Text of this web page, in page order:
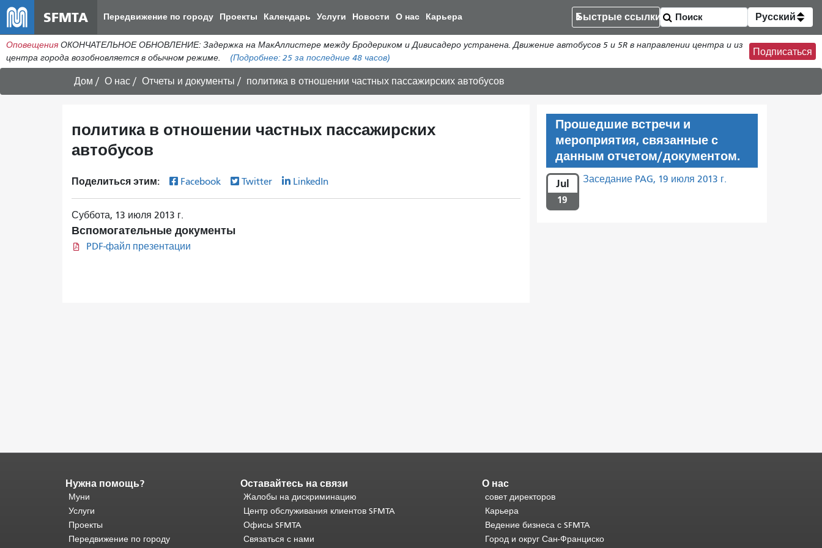
к
общему
содержанию
SFMTA Передвижение по городу Проекты Календарь Услуги Новости О нас Карьера Быстрые ссылки Русский
Оповещения ОКОНЧАТЕЛЬНОЕ ОБНОВЛЕНИЕ: Задержка на МакАллистере между Бродериком и Дивисадеро устранена. Движение автобусов 5 и 5R в направлении центра и из
центра города возобновляется в обычном режиме.
(Подробнее: 25 за последние 48 часов)
Подписаться
Дом О нас Отчеты и документы политика в отношении частных пассажирских автобусов
политика в отношении частных пассажирских
автобусов
Поделиться этим: Facebook Twitter LinkedIn
Суббота, 13 июля 2013 г.
Вспомогательные документы
PDF-файл презентации
Прошедшие встречи и
мероприятия, связанные с
данным отчетом/документом.
Jul
19
Заседание PAG, 19 июля 2013 г.
Конец
содержимого
страницы.
часть
этой
Нужна помощь?
Муни
Услуги
Проекты
Передвижение по городу
Оставайтесь на связи
Жалобы на дискриминацию
Центр обслуживания клиентов SFMTA
Офисы SFMTA
Связаться с нами
О нас
совет директоров
Карьера
Ведение бизнеса с SFMTA
Город и округ Сан-Франциско